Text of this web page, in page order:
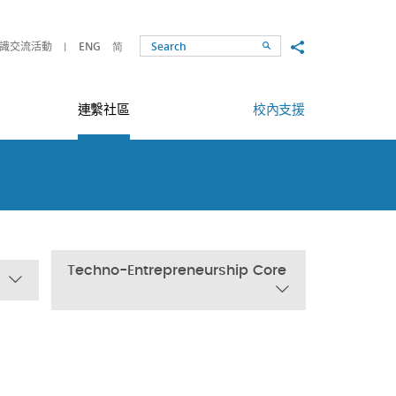
交流活動 ENG 简 SearchShare to
連繫社區 校內支援
Techno-Entrepreneurship Core